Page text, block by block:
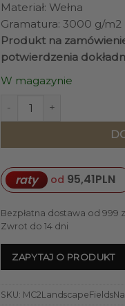
Materiał: Wełna
Gramatura: 3000 g/m2
Produkt na
potwierdzenia
W magazynie
ilość DYWAN
raty od 95,41PLN
Bezpłatna dostawa od 999
Zwrot do 14 dni
ZAPYTAJ O PRODUKT
SKU: